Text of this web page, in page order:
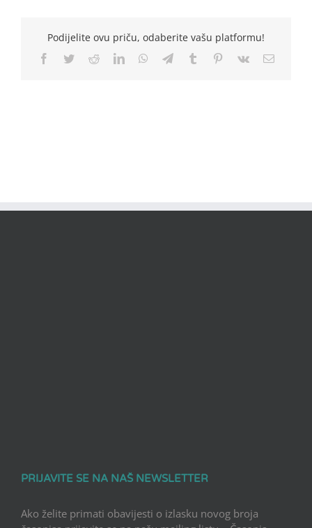
Podijelite ovu priču, odaberite vašu platformu!
Facebook
TwitterRedditLinkedInWhatsApp
TelegramTumblr Pinterest
Vk Email
PRIJAVITE SE NA NAŠ NEWSLETTER
Ako želite primati obavijesti o izlasku novog broja